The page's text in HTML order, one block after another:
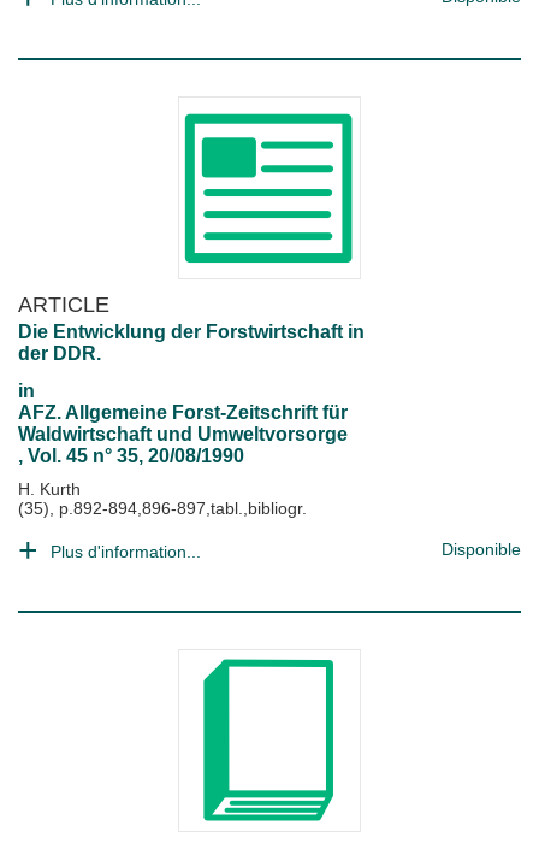
ARTICLE
Die Entwicklung der Forstwirtschaft in
der DDR.
in
AFZ. Allgemeine Forst-Zeitschrift für
Waldwirtschaft und Umweltvorsorge
, Vol. 45 n° 35, 20/08/1990
H. Kurth
(35), p.892-894,896-897,tabl.,bibliogr.
Plus d'information... Disponible